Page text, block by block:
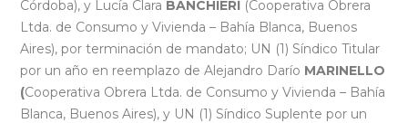
Córdoba), y Lucía Clara BANCHIERI (Cooperativa Obrera
Ltda. de Consumo y Vivienda – Bahía Blanca, Buenos
Aires), por terminación de mandato; UN (1) Síndico Titular
por un año en reemplazo de Alejandro Darío MARINELLO
(Cooperativa Obrera Ltda. de Consumo y Vivienda – Bahía
Blanca, Buenos Aires), y UN (1) Síndico Suplente por un